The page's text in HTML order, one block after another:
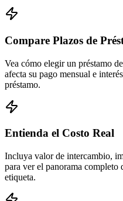
Compare Plazos de
Vea cómo elegir un préstamo
afecta su pago mensual e
préstamo.
Entienda el Costo Real
Incluya valor de intercambio,
para ver el panorama
etiqueta.